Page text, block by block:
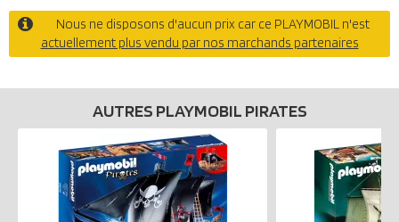
Nous ne disposons d'aucun prix car ce PLAYMOBIL n'est
actuellement plus vendu par nos marchands partenaires
AUTRES PLAYMOBIL PIRATES